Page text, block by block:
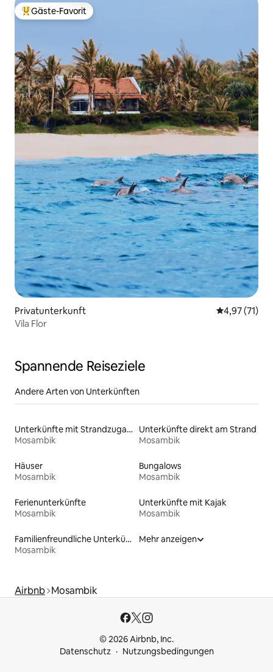
Beliebter Gäste-Favorit.
Gäste-Favorit
Privatunterkunft
4,97 (71)
Vila Flor
Spannende Reiseziele
Andere Arten von Unterkünften
Unterkünfte mit Strandzugang
Mosambik
Unterkünfte direkt am Strand
Mosambik
Häuser
Mosambik
Bungalows
Mosambik
Ferienunterkünfte
Mosambik
Unterkünfte mit Kajak
Mosambik
Familienfreundliche Unterkünfte
Mosambik
Mehr anzeigen
Airbnb Mosambik
© 2026 Airbnb, Inc.
Datenschutz
Nutzungsbedingungen